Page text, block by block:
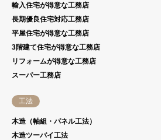
輸入住宅が得意な工務店
長期優良住宅対応工務店
平屋住宅が得意な工務店
3階建て住宅が得意な工務店
リフォームが得意な工務店
スーパー工務店
工法
木造（軸組・パネル工法）
木造ツーバイ工法